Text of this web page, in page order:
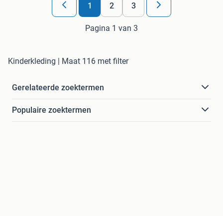
1 2 3
Pagina 1 van 3
Kinderkleding | Maat 116 met filter
Gerelateerde zoektermen
Populaire zoektermen